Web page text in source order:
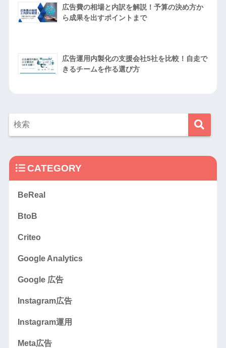
広告費の相場と内訳を解説！予算の決め方か
ら成果を出すポイントまで
広告運用内製化の支援会社5社を比較！自走で
きるチームを作る選び方
CATEGORY
BeReal
BtoB
Criteo
Google Analytics
Google 広告
Instagram広告
Instagram運用
Meta広告